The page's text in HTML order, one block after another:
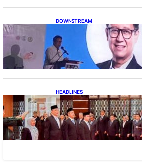
DOWNSTREAM
Digitalisasi Alat-Alat
Pertumbuhan Industri
HEADLINES
Lana Saria Dilantik
Geologi